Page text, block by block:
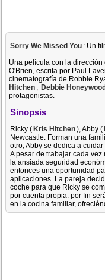
Sorry We Missed You : Un
Una película con la
O'Brien, escrita por Paul
cinematografía de Robbie
Hitchen , Debbie Honeywood
protagonistas.
Sinopsis
Ricky (Kris Hitchen), Abby (
Newcastle. Forman una
otro; Abby se dedica a
A pesar de trabajar cada
la ansiada seguridad
entonces una oportunidad
aplicaciones. La pareja
coche para que Ricky se
por cuenta propia: por fin
en la cocina familiar,